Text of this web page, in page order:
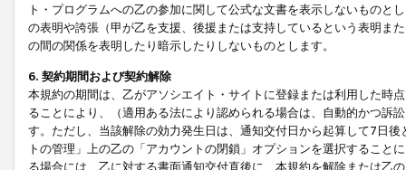
ト・プログラムへの乙の参加に関して公式な文書を表示しないもの
の表明や誇張（甲が乙を支援、後援または支持しているという表明ま
の間の関係を表明したり暗示したりしないものとします。
6. 契約期間および契約解除
本規約の期間は、乙がアソシエイト・サイトに登録または利用した時
ることにより、（適用ある法により認められる場合は、自動的かつ訴
す。ただし、当該解除の効力発生日は、通知交付日から起算して7日
トの管理」上の乙の「アカウントの閉鎖」オプションを選択するこ
る場合には、乙に対する書面通知交付直後に、本規約を解除または乙